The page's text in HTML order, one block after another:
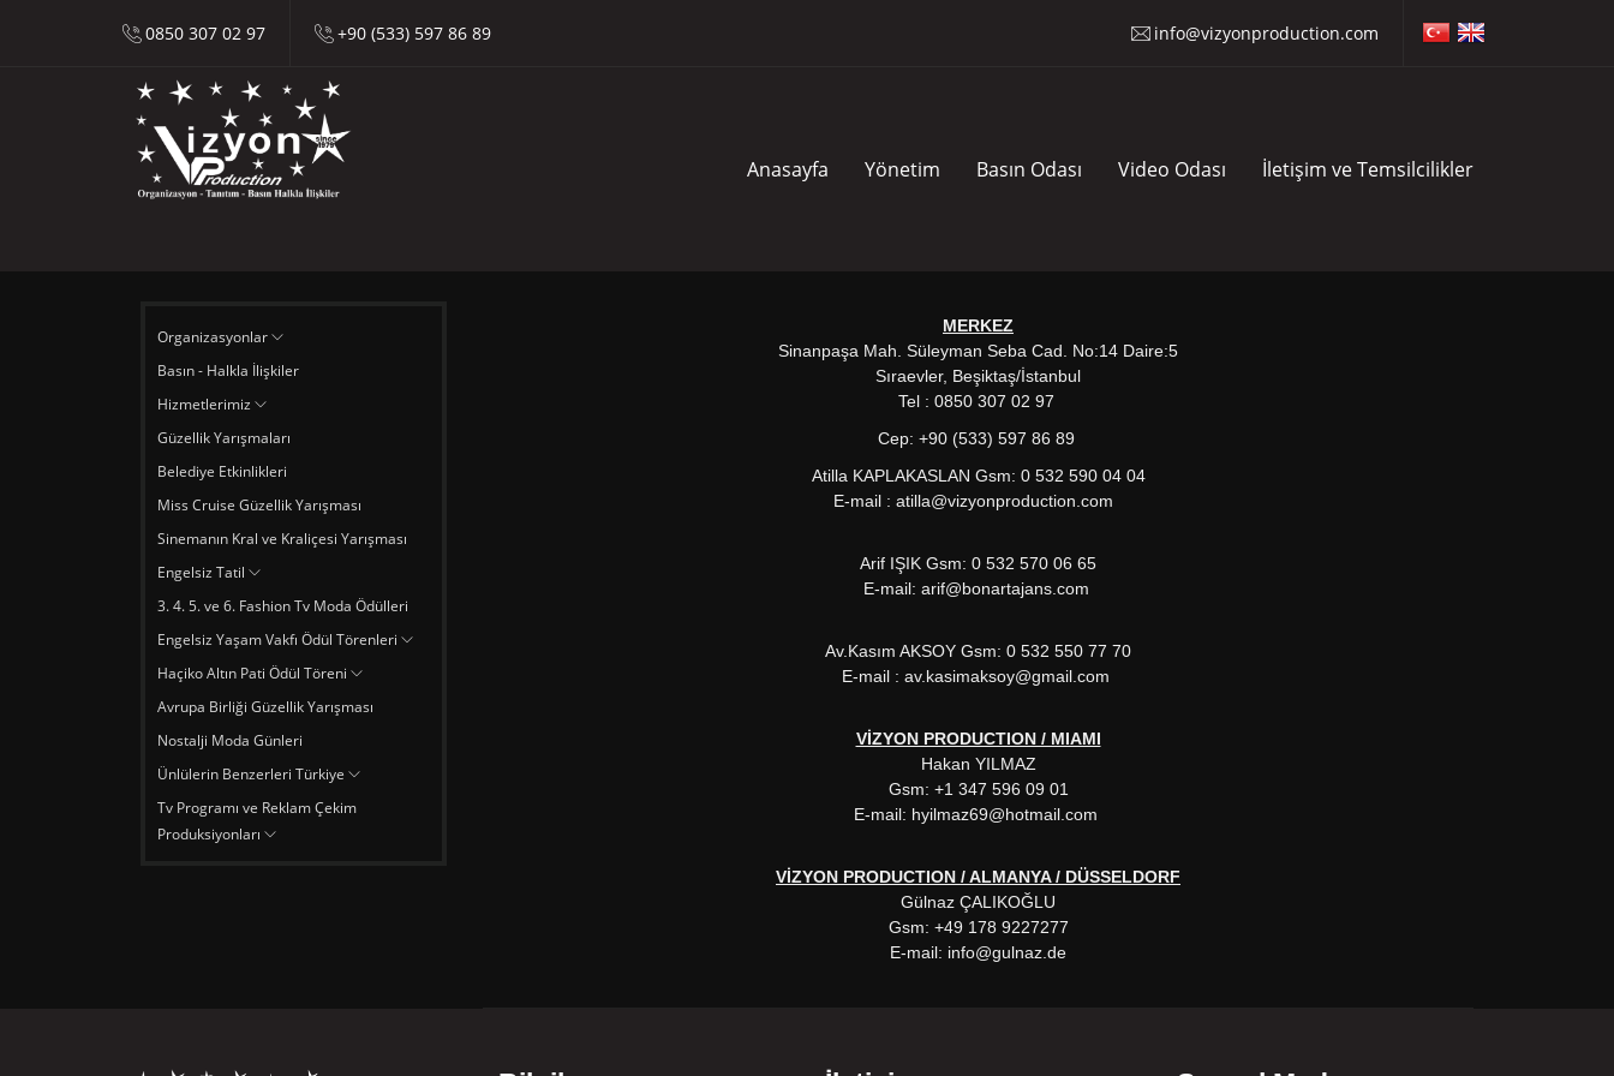
0850 307 02 97 +90 (533) 597 86 89 info@vizyonproduction.com
Anasayfa Yönetim Basın Odası Video Odası İletişim ve Temsilcilikler
Organizasyonlar
Basın - Halkla İlişkiler
Hizmetlerimiz
Güzellik Yarışmaları
Belediye Etkinlikleri
Miss Cruise Güzellik Yarışması
Sinemanın Kral ve Kraliçesi Yarışması
Engelsiz Tatil
3. 4. 5. ve 6. Fashion Tv Moda Ödülleri
Engelsiz Yaşam Vakfı Ödül Törenleri
Haçiko Altın Pati Ödül Töreni
Avrupa Birliği Güzellik Yarışması
Nostalji Moda Günleri
Ünlülerin Benzerleri Türkiye
Tv Programı ve Reklam Çekim
Produksiyonları
MERKEZ
Sinanpaşa Mah. Süleyman Seba Cad. No:14 Daire:5
Sıraevler, Beşiktaş/İstanbul
Tel : 0850 307 02 97
Cep: +90 (533) 597 86 89
Atilla KAPLAKASLAN Gsm: 0 532 590 04 04
E-mail : atilla@vizyonproduction.com
Arif IŞIK Gsm: 0 532 570 06 65
E-mail: arif@bonartajans.com
Av.Kasım AKSOY Gsm: 0 532 550 77 70
E-mail : av.kasimaksoy@gmail.com
VİZYON PRODUCTION / MIAMI
Hakan YILMAZ
Gsm: +1 347 596 09 01
E-mail: hyilmaz69@hotmail.com
VİZYON PRODUCTION / ALMANYA / DÜSSELDORF
Gülnaz ÇALIKOĞLU
Gsm: +49 178 9227277
E-mail: info@gulnaz.de